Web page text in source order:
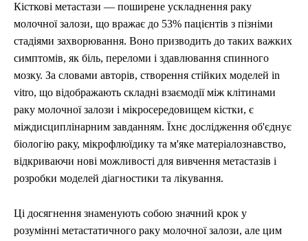
Кісткові метастази — поширене ускладнення раку
молочної залози, що вражає до 53% пацієнтів з пізніми
стадіями захворювання. Воно призводить до таких важких
симптомів, як біль, переломи і здавлювання спинного
мозку. За словами авторів, створення стійких моделей in
vitro, що відображають складні взаємодії між клітинами
раку молочної залози і мікросередовищем кістки, є
міждисциплінарним завданням. Їхнє дослідження об'єднує
біологію раку, мікрофлюїдику та м'яке матеріалознавство,
відкриваючи нові можливості для вивчення метастазів і
розробки моделей діагностики та лікування.
Ці досягнення знаменують собою значний крок у
розумінні метастатичного раку молочної залози, але цим